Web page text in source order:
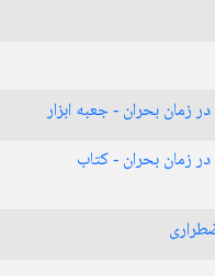
زمان بحران - جعبه ابزار
زمان بحران - کتاب